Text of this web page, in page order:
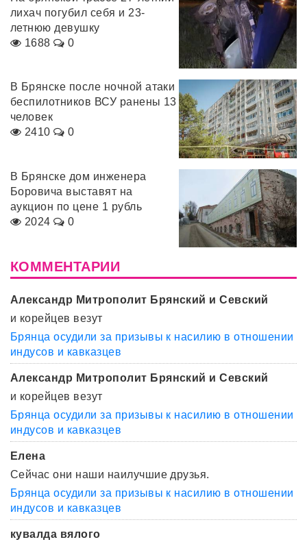
лихач погубил себя и 23-
летнюю девушку
1688
0
В Брянске после ночной атаки
беспилотников ВСУ ранены 13
человек
2410
0
В Брянске дом инженера
Боровича выставят на
аукцион по цене 1 рубль
2024
0
КОММЕНТАРИИ
Александр Митрополит Брянский и Севский
и корейцев везут
Брянца осудили за призывы к насилию в отношении
индусов и кавказцев
Александр Митрополит Брянский и Севский
и корейцев везут
Брянца осудили за призывы к насилию в отношении
индусов и кавказцев
Елена
Сейчас они наши наилучшие друзья.
Брянца осудили за призывы к насилию в отношении
индусов и кавказцев
кувалда вялого